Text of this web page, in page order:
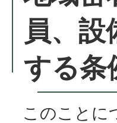
員、
する条
このことに